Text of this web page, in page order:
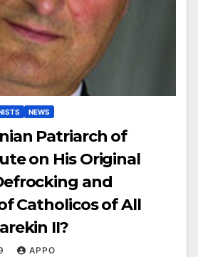
NEWS
Patriarch of
Original
and
Catholicos of All
II?
APPO